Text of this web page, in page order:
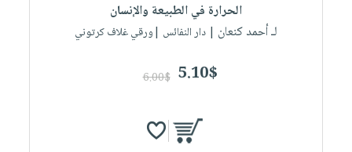
الحرارة في الطبيعة والإنسان
لـ أحمد كنعان | دار النفائس |ورقي غلاف كرتوني
5.10$
6.00$